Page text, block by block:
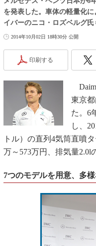
を発表した。車体の軽量化
イバーのニコ・ロズベルグ氏
2014年10月02日 18時30分 公開
印刷する
東京
た。6
し、
トル）の直列4気筒直噴
万～573万円、排気量2.0l
7つのモデルを用意、多